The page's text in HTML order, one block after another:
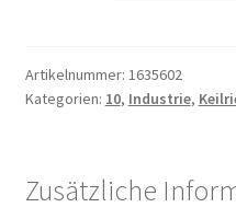
Warenkorb
Artikelnummer: 1635602
Kategorien: 10, Industrie,
Zusätzliche